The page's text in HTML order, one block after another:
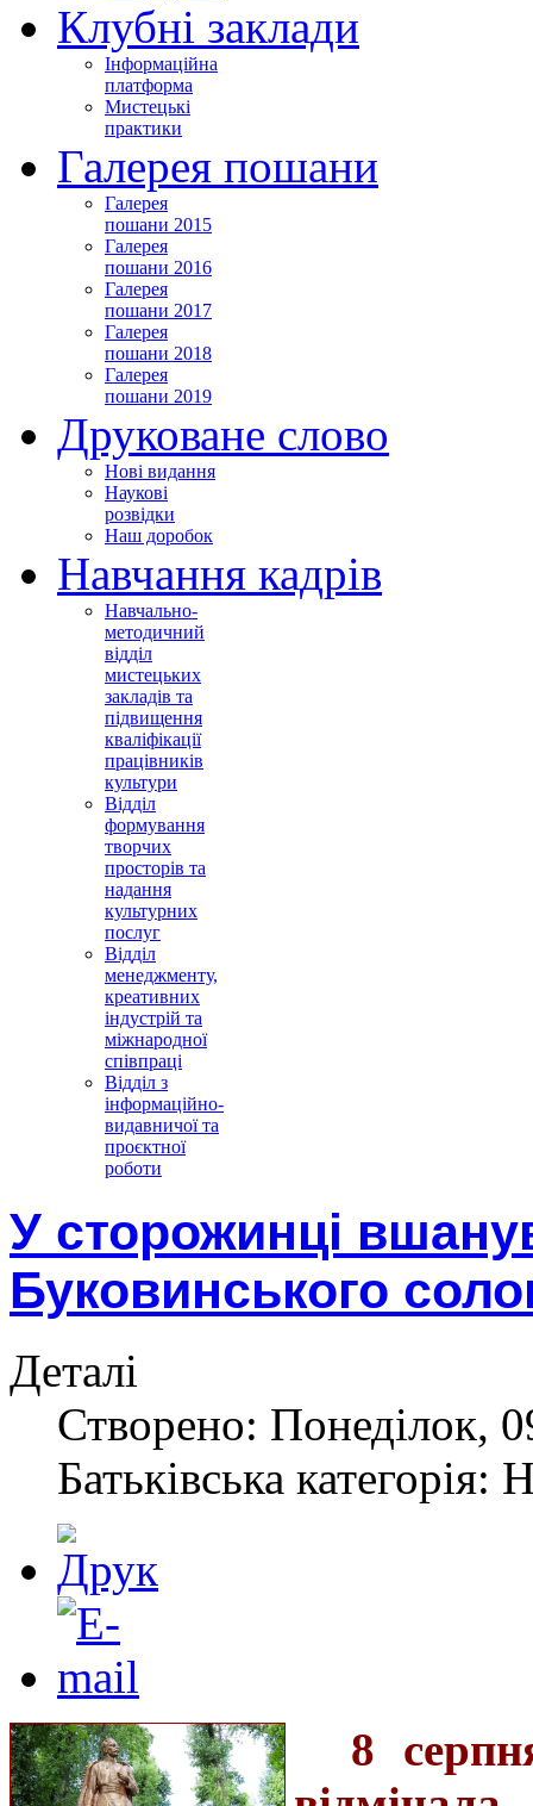
Клубні заклади
Інформаційна
платформа
Мистецькі
практики
Галерея пошани
Галерея
пошани 2015
Галерея
пошани 2016
Галерея
пошани 2017
Галерея
пошани 2018
Галерея
пошани 2019
Друковане слово
Нові видання
Наукові
розвідки
Наш доробок
Навчання кадрів
Навчально-
методичний
відділ
мистецьких
закладів та
підвищення
кваліфікації
працівників
культури
Відділ
формування
творчих
просторів та
надання
культурних
послуг
Відділ
менеджменту,
креативних
індустрій та
міжнародної
співпраці
Відділ з
інформаційно-
видавничої та
проєктної
роботи
У сторожинці
Буковинського
Деталі
Створено: Понеділок,
Батьківська категорія:
8